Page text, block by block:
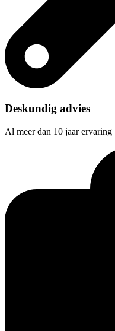
Deskundig advies
Al meer dan 10 jaar ervaring